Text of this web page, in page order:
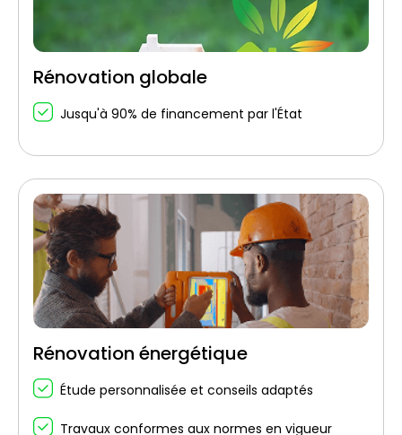
Rénovation globale
Jusqu'à 90% de financement par l'État
Rénovation énergétique
Étude personnalisée et conseils adaptés
Travaux conformes aux normes en vigueur